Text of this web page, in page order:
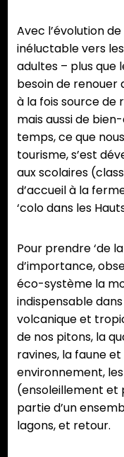
Avec l’évolution
inéluctable vers
adultes – plus que
besoin de renouer
à la fois source de
mais aussi de
temps, ce que
tourisme, s’est
aux scolaires
d’accueil à la
‘colo dans les
Pour prendre ‘de
d’importance,
éco-système la
indispensable
volcanique et
de nos pitons, la
ravines, la faune
environnement,
(ensoleillement et
partie d’un
lagons, et retour.